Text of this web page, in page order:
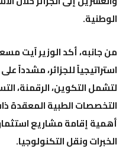
الوطنية.
من جانبه، أكد الوزير آيت
استراتيجياً للجزائر، مشدداً
لتشمل التكوين، الرقمنة،
التخصصات الطبية المعقدة
أهمية إقامة مشاريع
الخبرات ونقل التكنولوجيا.